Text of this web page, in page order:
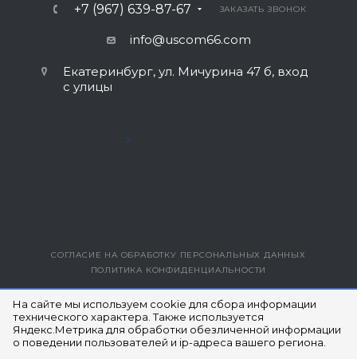
На сайте мы используем cookie для сбора информации
технического характера. Также используется
Яндекс.Метрика для обработки обезличенной информации
о поведении пользователей и ip-адреса вашего региона.
+7 (967) 639-87-67 ЗАКАЗАТЬ ЗВОНОК
info@uscom66.com
Екатеринбург, ул. Мичурина 47 б, вход
с улицы
>
ВЕРСИЯ ДЛЯ ПЕЧАТИ
СОГЛАСИЕ НА ОБРАБОТКУ ПЕРСОНАЛЬНЫХ ДАННЫХ
ПОЛИТИКА КОНФИДЕНЦИАЛЬНОСТИ
© 2014- 2026 ЮЭСКОМ